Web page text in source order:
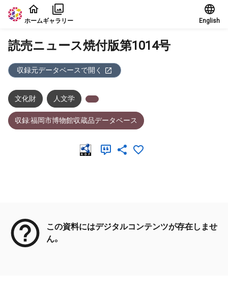
本文に飛ぶ
ホームギャラリー English
読売ニュース焼付版第1014号
収録元データベースで開く
文化財 人文学
収録:福岡市博物館収蔵品データベース
この資料にはデジタルコンテンツが存在しませ
ん。